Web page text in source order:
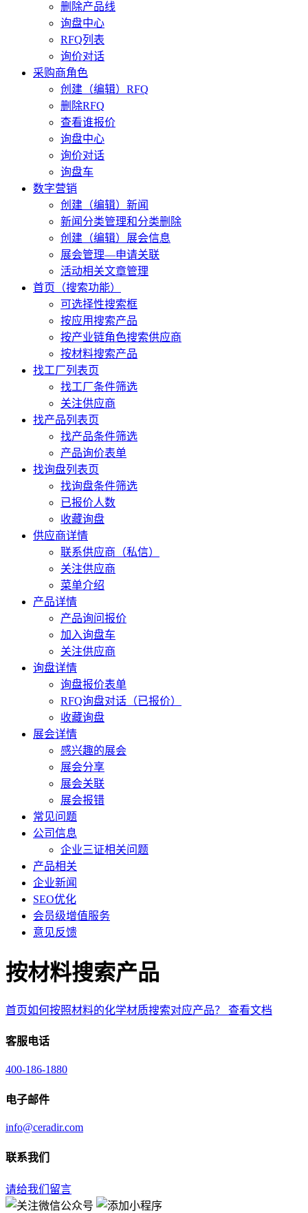
删除产品线
询盘中心
RFQ列表
询价对话
采购商角色
创建（编辑）RFQ
删除RFQ
查看谁报价
询盘中心
询价对话
询盘车
数字营销
创建（编辑）新闻
新闻分类管理和分类删除
创建（编辑）展会信息
展会管理—申请关联
活动相关文章管理
首页（搜索功能）
可选择性搜索框
按应用搜索产品
按产业链角色搜索供应商
按材料搜索产品
找工厂列表页
找工厂条件筛选
关注供应商
找产品列表页
找产品条件筛选
产品询价表单
找询盘列表页
找询盘条件筛选
已报价人数
收藏询盘
供应商详情
联系供应商（私信）
关注供应商
菜单介绍
产品详情
产品询问报价
加入询盘车
关注供应商
询盘详情
询盘报价表单
RFQ询盘对话（已报价）
收藏询盘
展会详情
感兴趣的展会
展会分享
展会关联
展会报错
常见问题
公司信息
企业三证相关问题
产品相关
企业新闻
SEO优化
会员级增值服务
意见反馈
按材料搜索产品
首页如何按照材料的化学材质搜索对应产品？ 查看文档
客服电话
400-186-1880
电子邮件
info@ceradir.com
联系我们
请给我们留言